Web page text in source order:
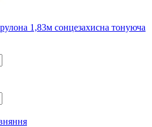
1,83м сонцезахисна тонуюча